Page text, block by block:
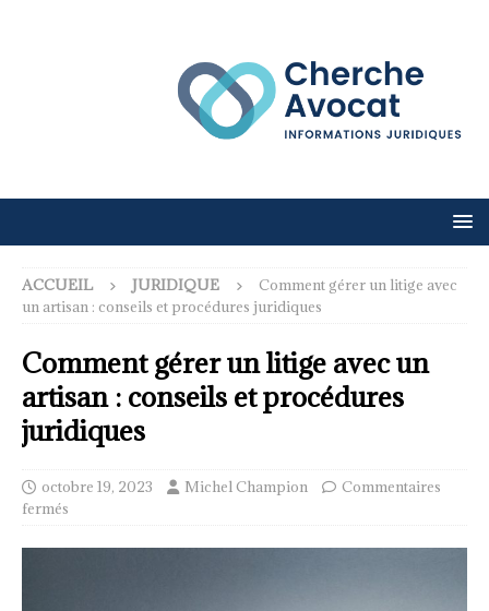
ACCUEIL JURIDIQUE
Comment gérer un litige avec
un artisan : conseils et procédures juridiques
Comment gérer un litige avec un
artisan : conseils et procédures
juridiques
octobre 19, 2023 Michel Champion
Commentaires
fermés